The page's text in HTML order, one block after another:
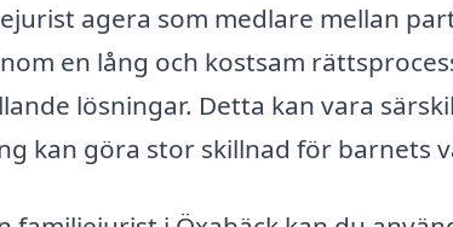
agera som medlare mellan
en lång och kostsam
lösningar. Detta kan vara
kan göra stor skillnad för barnets